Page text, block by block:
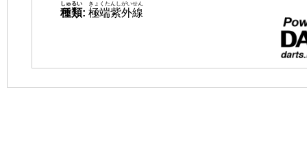
種類
しゅるい
: 極端紫外線
きょくたんしがいせん